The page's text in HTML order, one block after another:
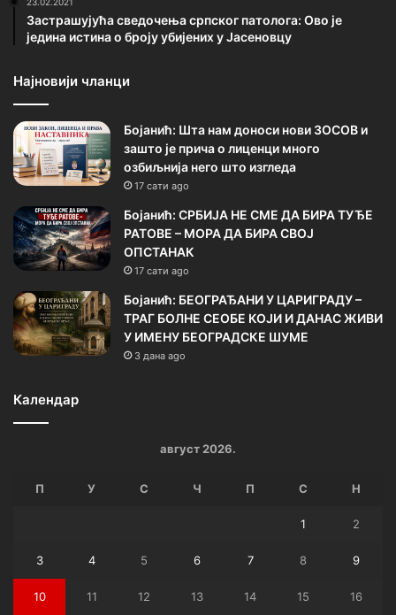
Застрашујућа сведочења српског патолога: Ово је
једина истина о броју убијених у Јасеновцу
Најновији чланци
Бојанић: Шта нам доноси нови ЗОСОВ и
зашто је прича о лиценци много
озбиљнија него што изгледа
17 сати ago
Бојанић: СРБИЈА НЕ СМЕ ДА БИРА ТУЂЕ
РАТОВЕ – МОРА ДА БИРА СВОЈ
ОПСТАНАК
17 сати ago
Бојанић: БЕОГРАЂАНИ У ЦАРИГРАДУ –
ТРАГ БОЛНЕ СЕОБЕ КОЈИ И ДАНАС ЖИВИ
У ИМЕНУ БЕОГРАДСКЕ ШУМЕ
3 дана ago
Календар
август 2026.
П У С Ч П С Н
1 2
3 4 5 6 7 8 9
10 11 12 13 14 15 16